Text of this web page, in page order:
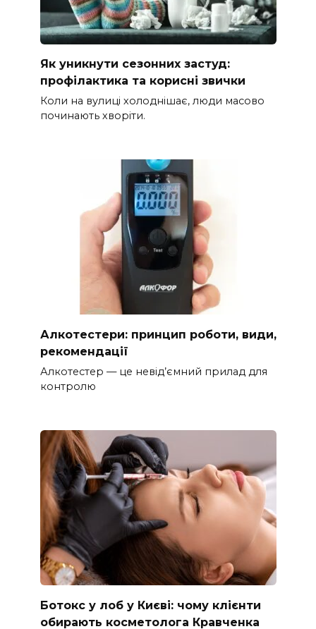
Як уникнути сезонних застуд:
профілактика та корисні звички
Коли на вулиці холоднішає, люди масово
починають хворіти.
Алкотестери: принцип роботи, види,
рекомендації
Алкотестер — це невід’ємний прилад для
контролю
Ботокс у лоб у Києві: чому клієнти
обирають косметолога Кравченка